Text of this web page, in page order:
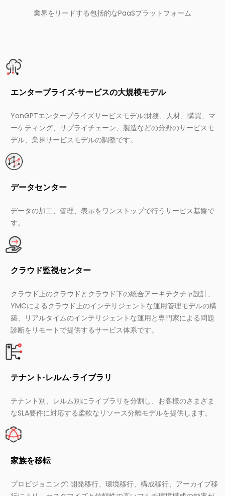
業界をリードする包括的なPaaSプラットフォーム
エンタープライズ·サービスの大規模モデル
YonGPTエンタープライズサービスモデル:財務、人材、購買、マ
ーケティング、サプライチェーン、製造などの分野のサービスモ
デル、業界サービスモデルの調整です。
データセンター
データの加工、管理、表示をワンストップで行うサービス基盤で
す。
クラウド監視センター
クラウド上のクラウドとクラウド下の統合アーキテクチャ設計、
YMCによるクラウド上のインテリジェントな運用管理モデルの構
築、リアルタイムのインテリジェントな運用と専門家による問題
診断をリモートで提供するサービス体系です。
テナント·レルム·ライブラリ
テナント別、レルム別にライブラリを分割し、お客様のさまざま
なSLA要件に対応する柔軟なリソース分離モデルを提供します。
家族を移転
プロビジョニング: 開発移行、環境移行、構成移行、アーカイブ移